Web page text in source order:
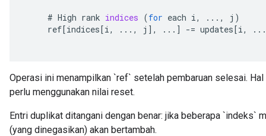
# High rank indices (for each i, ..., j )
ref[indices[i, ..., j ] , ... ] -= updates[i,
Operasi ini menampilkan `ref` setelah pembaruan selesai.
perlu menggunakan nilai reset.
Entri duplikat ditangani dengan benar: jika beberapa `indeks`
(yang dinegasikan) akan bertambah.